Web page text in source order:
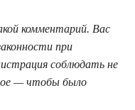
комментарий. Вас
при
соблюдать не
— чтобы было